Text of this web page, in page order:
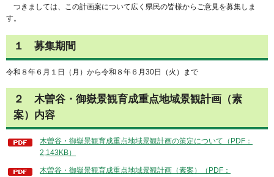
つきましては、この計画案について広く県民の皆様からご意見を募集しま
す。
１ 募集期間
令和８年６月１日（月）から令和８年６月30日（火）まで
２ 木曽谷・御嶽景観育成重点地域景観計画（素
案）内容
木曽谷・御嶽景観育成重点地域景観計画の策定について（PDF：
2,143KB）
木曽谷・御嶽景観育成重点地域景観計画（素案）（PDF：